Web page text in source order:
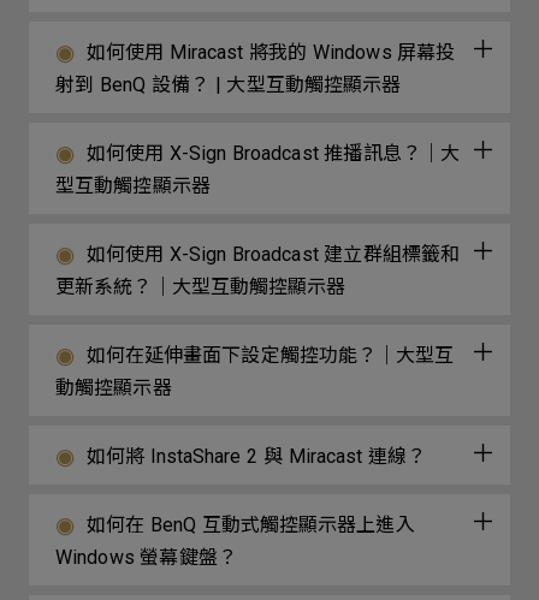
如何使用 Miracast 將我的 Windows 屏幕投
射到 BenQ 設備？ | 大型互動觸控顯示器
如何使用 X-Sign Broadcast 推播訊息？｜大
型互動觸控顯示器
如何使用 X-Sign Broadcast 建立群組標籤和
更新系統？｜大型互動觸控顯示器
如何在延伸畫面下設定觸控功能？｜大型互
動觸控顯示器
如何將 InstaShare 2 與 Miracast 連線？
如何在 BenQ 互動式觸控顯示器上進入
Windows 螢幕鍵盤？